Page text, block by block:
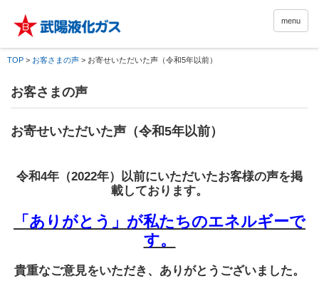
menu
TOP > お客さまの声 > お寄せいただいた声（令和5年以前）
お客さまの声
お寄せいただいた声（令和5年以前）
令和4年（2022年）以前にいただいたお客様の声を掲
載しております。
「ありがとう」が私たちのエネルギーで
す。
貴重なご意見をいただき、ありがとうございました。